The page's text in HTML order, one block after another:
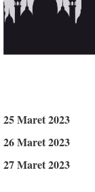
25 Maret 2023
26 Maret 2023
27 Maret 2023